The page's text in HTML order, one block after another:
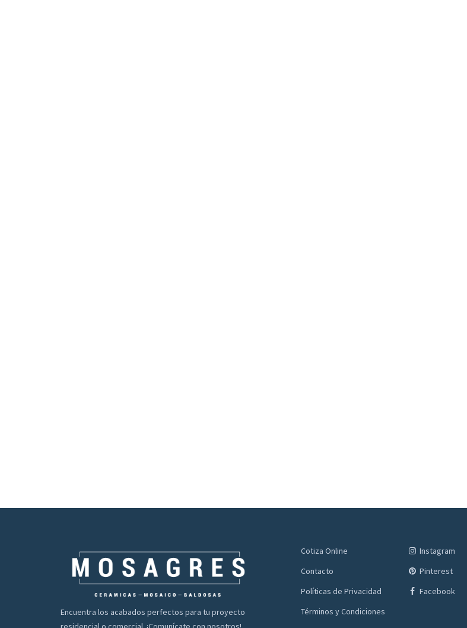
Encuentra los acabados perfectos para tu proyecto
Cotiza Online
Contacto
Políticas de Privacidad
Términos y Condiciones
Instagram
Pinterest
Facebook